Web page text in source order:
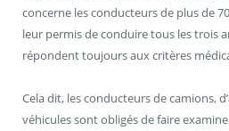
concerne les conducteurs de plus de
leur permis de conduire tous les trois
répondent toujours aux critères
Cela dit, les conducteurs de camions,
véhicules sont obligés de faire